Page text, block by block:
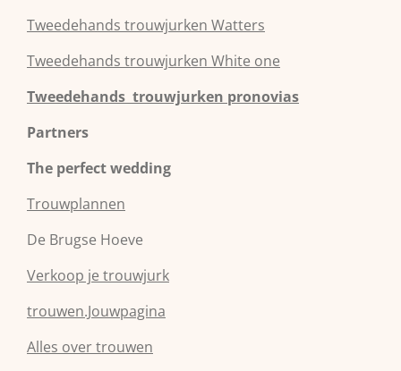
Tweedehands trouwjurken Watters
Tweedehands trouwjurken White one
Tweedehands trouwjurken pronovias
Partners
The perfect wedding
Trouwplannen
De Brugse Hoeve
Verkoop je trouwjurk
trouwen.Jouwpagina
Alles over trouwen